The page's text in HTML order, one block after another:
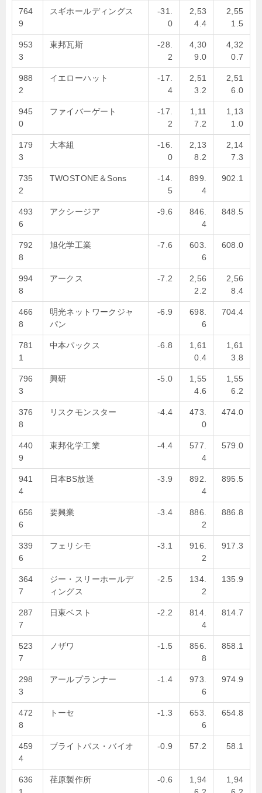
764
9
スギホールディングス
-31.
0
2,53
4.4
2,55
1.5
953
3
東邦瓦斯
-28.
2
4,30
9.0
4,32
0.7
988
2
イエローハット
-17.
4
2,51
3.2
2,51
6.0
945
0
ファイバーゲート
-17.
2
1,11
7.2
1,13
1.0
179
3
大本組
-16.
0
2,13
8.2
2,14
7.3
735
2
TWOSTONE＆Sons
-14.
5
899.
4
902.1
493
6
アクシージア -9.6
846.
4
848.5
792
8
旭化学工業 -7.6
603.
6
608.0
994
8
アークス -7.2
2,56
2.2
2,56
8.4
466
8
明光ネットワークジャ
パン
-6.9
698.
6
704.4
781
1
中本パックス -6.8
1,61
0.4
1,61
3.8
796
3
興研 -5.0
1,55
4.6
1,55
6.2
376
8
リスクモンスター -4.4
473.
0
474.0
440
9
東邦化学工業 -4.4
577.
4
579.0
941
4
日本BS放送 -3.9
892.
4
895.5
656
6
要興業 -3.4
886.
2
886.8
339
6
フェリシモ -3.1
916.
2
917.3
364
7
ジー・スリーホールデ
ィングス
-2.5
134.
2
135.9
287
7
日東ベスト -2.2
814.
4
814.7
523
7
ノザワ -1.5
856.
8
858.1
298
3
アールプランナー -1.4
973.
6
974.9
472
8
トーセ -1.3
653.
6
654.8
459
4
ブライトパス・バイオ -0.9 57.2 58.1
636
荏原製作所 -0.6
1,94
1,94